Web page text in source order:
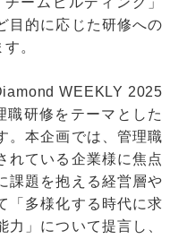
目的に応じた研修への
。
WEEKLY 2025
研修をテーマとした
。本企画では、管理職
れている企業様に焦点
課題を抱える経営層や
「多様化する時代に求
」について提言し、